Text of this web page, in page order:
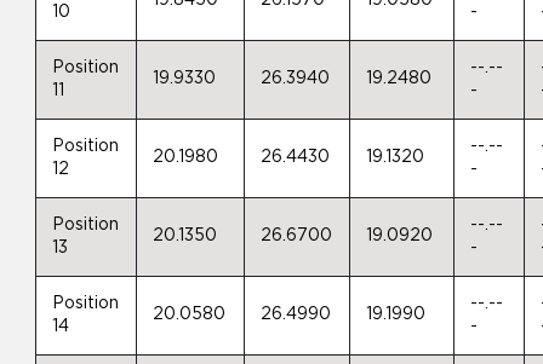
10 -
Position
19.9330 26.3940 19.2480
--.--
-
Position
12
20.1980 26.4430 19.1320
--.--
-
Position
13
20.1350 26.6700 19.0920
--.--
-
Position
14
20.0580 26.4990 19.1990
--.--
-